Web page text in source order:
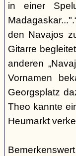
in einer
den Navajos
Gitarre
anderen
Vornamen
Georgsplatz
Theo kannte
Heumarkt